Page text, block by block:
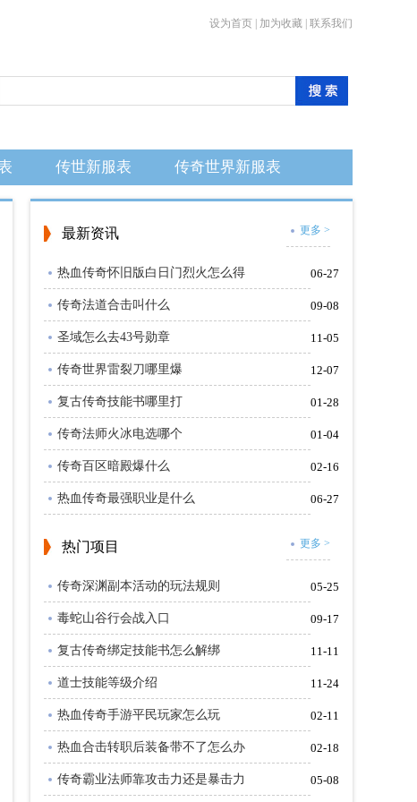
设为首页 | 加为收藏 | 联系我们
传世新服表 传奇世界新服表
更多 >
最新资讯
热血传奇怀旧版白日门烈火怎么得 06-27
传奇法道合击叫什么 09-08
圣域怎么去43号勋章 11-05
传奇世界雷裂刀哪里爆 12-07
复古传奇技能书哪里打 01-28
传奇法师火冰电选哪个 01-04
传奇百区暗殿爆什么 02-16
热血传奇最强职业是什么 06-27
更多 >
热门项目
传奇深渊副本活动的玩法规则 05-25
毒蛇山谷行会战入口 09-17
复古传奇绑定技能书怎么解绑 11-11
道士技能等级介绍 11-24
热血传奇手游平民玩家怎么玩 02-11
热血合击转职后装备带不了怎么办 02-18
传奇霸业法师靠攻击力还是暴击力 05-08